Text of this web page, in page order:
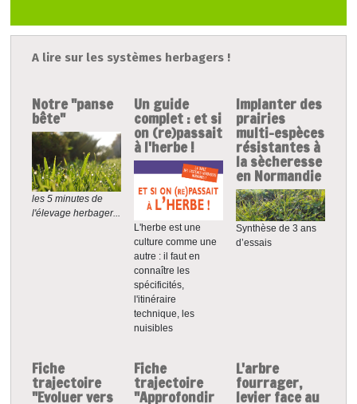
A lire sur les systèmes herbagers !
Notre "panse
bête"
les 5 minutes de
l'élevage herbager...
Un guide
complet : et si
on (re)passait
à l'herbe !
L'herbe est une
culture comme une
autre : il faut en
connaître les
spécificités,
l'itinéraire
technique, les
nuisibles
Implanter des
prairies
multi-espèces
résistantes à
la sècheresse
en Normandie
Synthèse de 3 ans
d’essais
Fiche
trajectoire
"Evoluer vers
Fiche
trajectoire
"Approfondir
L'arbre
fourrager,
levier face au